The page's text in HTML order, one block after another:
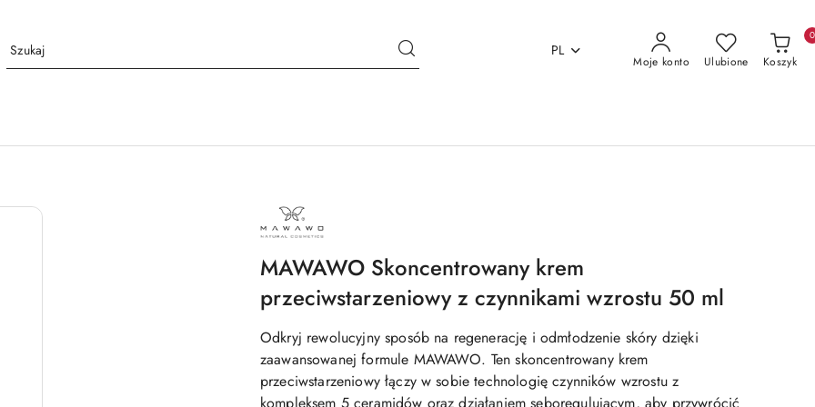
PL
Moje konto Ulubione Koszyk
0
NAZWA
PRODUCENTA:
MAWAWO
MAWAWO Skoncentrowany krem
przeciwstarzeniowy z czynnikami wzrostu 50 ml
Odkryj rewolucyjny sposób na regenerację i odmłodzenie skóry dzięki
zaawansowanej formule MAWAWO. Ten skoncentrowany krem
przeciwstarzeniowy łączy w sobie technologię czynników wzrostu z